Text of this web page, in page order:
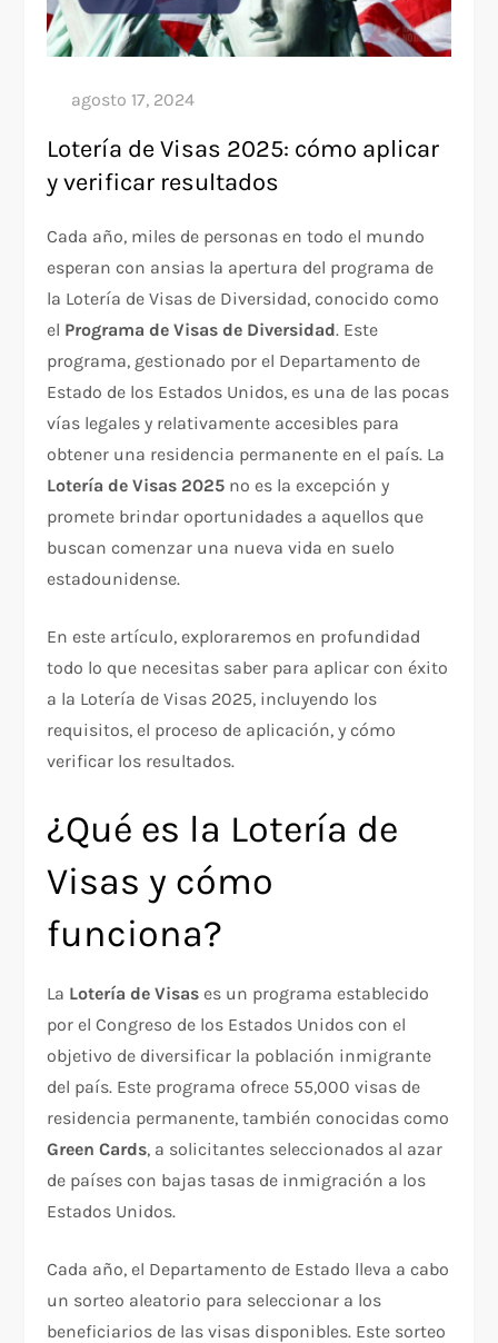
Lotería de Visas 2025: cómo aplicar
y verificar resultados
Cada año, miles de personas en todo el mundo
esperan con ansias la apertura del programa de
la Lotería de Visas de Diversidad, conocido como
el Programa de Visas de Diversidad. Este
programa, gestionado por el Departamento de
Estado de los Estados Unidos, es una de las pocas
vías legales y relativamente accesibles para
obtener una residencia permanente en el país. La
Lotería de Visas 2025 no es la excepción y
promete brindar oportunidades a aquellos que
buscan comenzar una nueva vida en suelo
estadounidense.
En este artículo, exploraremos en profundidad
todo lo que necesitas saber para aplicar con éxito
a la Lotería de Visas 2025, incluyendo los
requisitos, el proceso de aplicación, y cómo
verificar los resultados.
¿Qué es la Lotería de
Visas y cómo
funciona?
La Lotería de Visas es un programa establecido
por el Congreso de los Estados Unidos con el
objetivo de diversificar la población inmigrante
del país. Este programa ofrece 55,000 visas de
residencia permanente, también conocidas como
Green Cards, a solicitantes seleccionados al azar
de países con bajas tasas de inmigración a los
Estados Unidos.
Cada año, el Departamento de Estado lleva a cabo
un sorteo aleatorio para seleccionar a los
beneficiarios de las visas disponibles. Este sorteo